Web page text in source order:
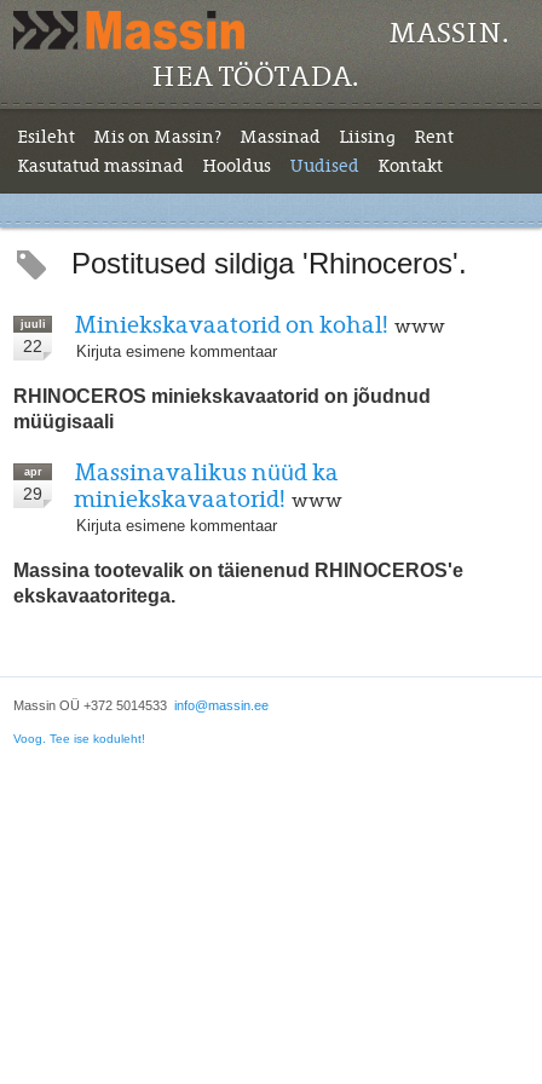
MASSIN.
HEA TÖÖTADA.
Esileht Mis on Massin? Massinad Liising
Rent
Kasutatud massinad
Hooldus Uudised Kontakt
Postitused sildiga 'Rhinoceros'.
juuli
22
Miniekskavaatorid on kohal! www
Kirjuta esimene kommentaar
RHINOCEROS miniekskavaatorid on jõudnud
müügisaali
apr
29
Massinavalikus nüüd ka
miniekskavaatorid! www
Kirjuta esimene kommentaar
Massina tootevalik on täienenud RHINOCEROS'e
ekskavaatoritega.
Massin OÜ +372 5014533 info@massin.ee
Voog. Tee ise koduleht!